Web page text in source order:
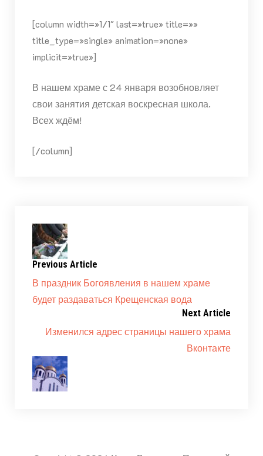
[column width=»1/1″ last=»true» title=»»
title_type=»single» animation=»none»
implicit=»true»]
В нашем храме с 24 января возобновляет
свои занятия детская воскресная школа.
Всех ждём!
[/column]
Previous Article
В праздник Богоявления в нашем храме
будет раздаваться Крещенская вода
Next Article
Изменился адрес страницы нашего храма
Вконтакте